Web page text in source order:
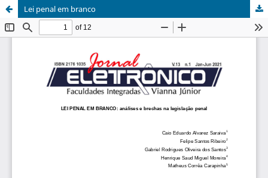
Lei penal em branco